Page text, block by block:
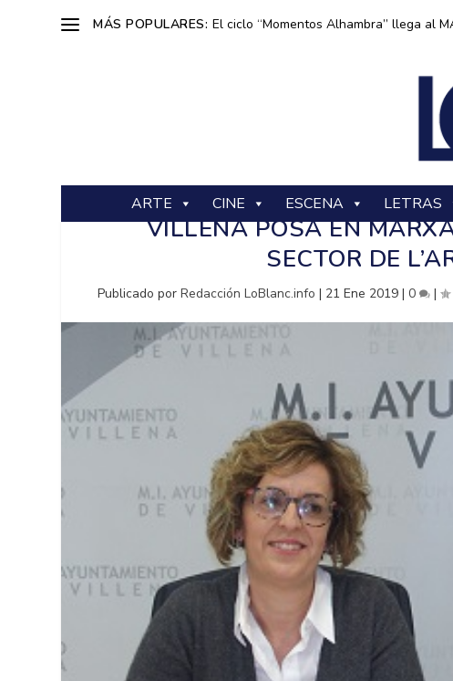
MÁS POPULARES: El ciclo “Momentos Alhambra” llega al
ARTE CINE ESCENA LETRAS
VILLENA POSA EN
SECTOR DE
Publicado porRedacción LoBlanc.info | 21 Ene 2019 |0 |